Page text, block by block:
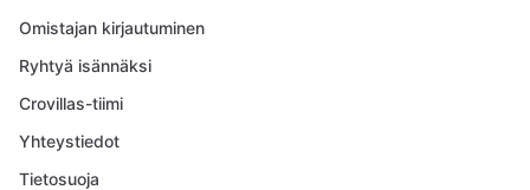
Omistajan kirjautuminen
Ryhtyä isännäksi
Crovillas-tiimi
Yhteystiedot
Tietosuoja